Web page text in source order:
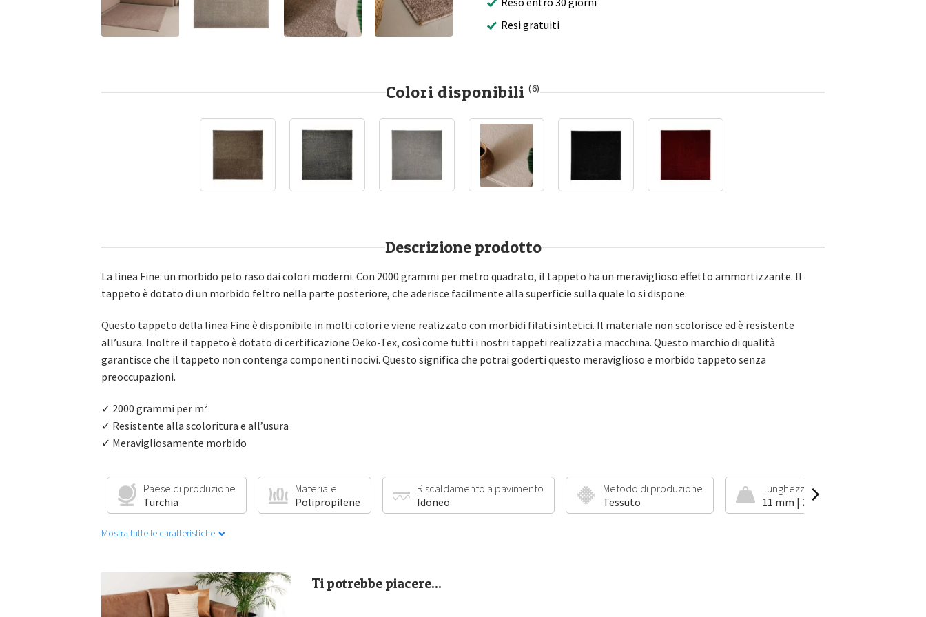
Resi gratuiti
Colori disponibili (6)
Descrizione prodotto
La linea Fine: un morbido pelo raso dai colori moderni. Con 2000 grammi per metro quadrato, il tappeto ha un meraviglioso effetto ammortizzante. Il
tappeto è dotato di un morbido feltro nella parte posteriore, che aderisce facilmente alla superficie sulla quale lo si dispone.
Questo tappeto della linea Fine è disponibile in molti colori e viene realizzato con morbidi filati sintetici. Il materiale non scolorisce ed è resistente
all’usura. Inoltre il tappeto è dotato di certificazione Oeko-Tex, così come tutti i nostri tappeti realizzati a macchina. Questo marchio di qualità
garantisce che il tappeto non contenga componenti nocivi. Questo significa che potrai goderti questo meraviglioso e morbido tappeto senza
preoccupazioni.
✓ 2000 grammi per m²
✓ Resistente alla scoloritura e all’usura
✓ Meravigliosamente morbido
Paese di produzione
Turchia
Materiale
Polipropilene
Riscaldamento a pavimento
Idoneo
Metodo di produzione
Tessuto
Lunghezza del pelo e peso
11 mm | 2000 g/m²
Mostra tutte le caratteristiche
Ti potrebbe piacere...